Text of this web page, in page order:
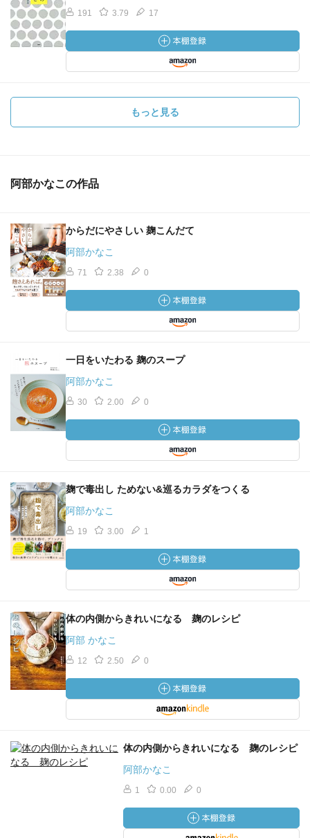
191 3.79 17
もっと見る
阿部かなこの作品
からだにやさしい 麹こんだて
阿部かなこ
71 2.38 0
一日をいたわる 麹のスープ
阿部かなこ
30 2.00 0
麹で毒出し ためない&巡るカラダをつくる
阿部かなこ
19 3.00 1
体の内側からきれいになる 麹のレシピ
阿部 かなこ
12 2.50 0
体の内側からきれいになる 麹のレシピ
阿部かなこ
1 0.00 0